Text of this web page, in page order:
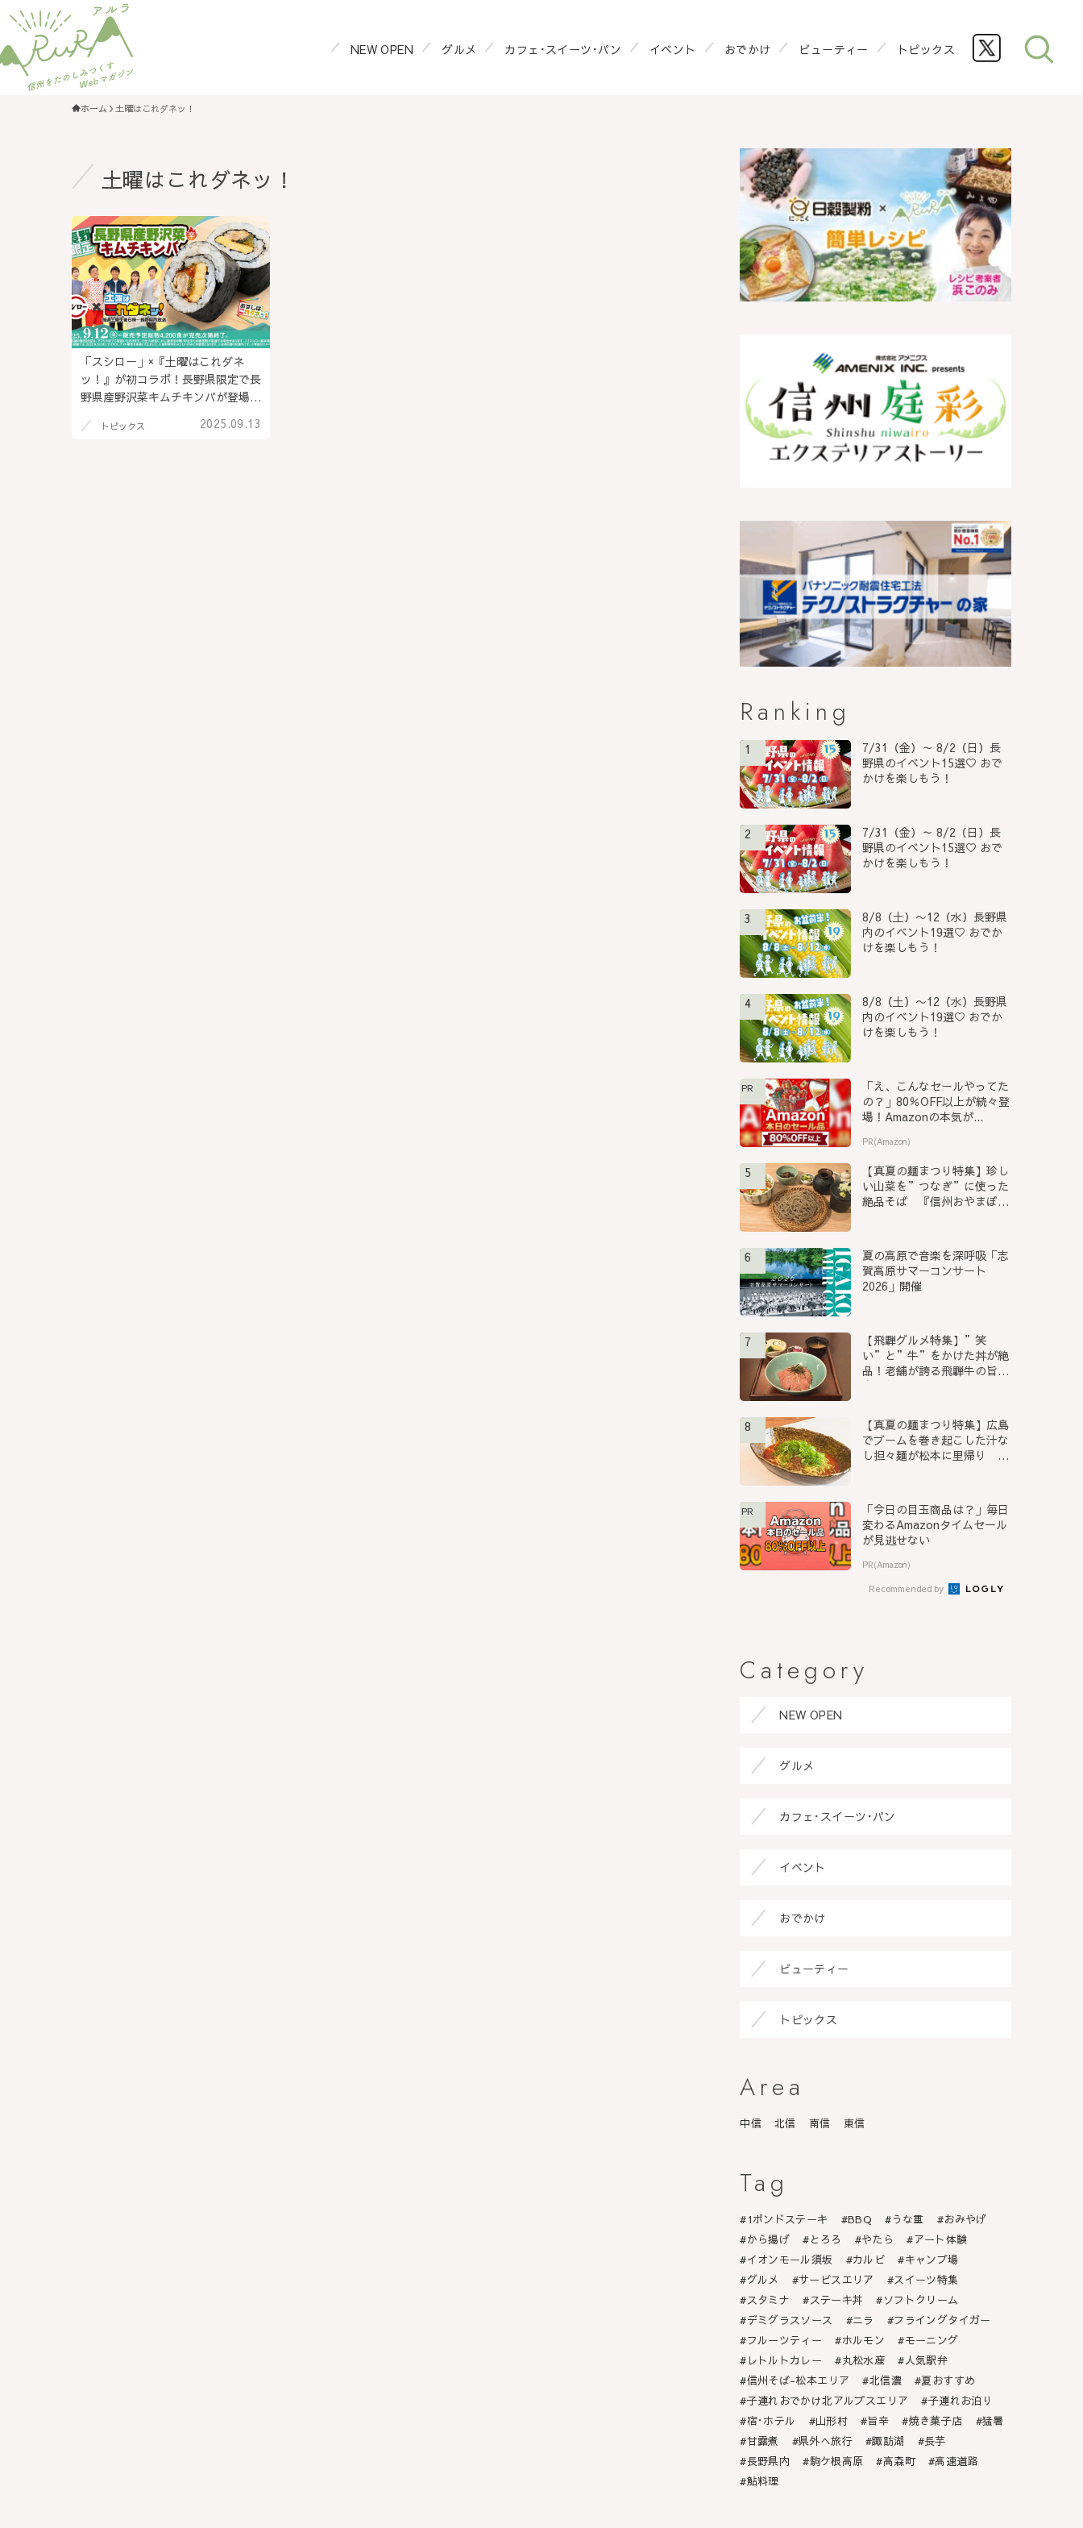
NEW OPEN グルメ カフェ･スイーツ･パン イベント おでかけ ビューティー トピックス
ホーム 土曜はこれダネッ！
土曜はこれダネッ！
「スシロー」×『土曜はこれダネ
ッ！』が初コラボ！長野県限定で長
野県産野沢菜キムチキンパが登場！
2025.09.13
トピックス
Ranking
1
7/31（金）～ 8/2（日）長
野県のイベント15選♡ おで
かけを楽しもう！
2
7/31（金）～ 8/2（日）長
野県のイベント15選♡ おで
かけを楽しもう！
3
8/8（土）〜12（水）長野県
内のイベント19選♡ おでか
けを楽しもう！
4
8/8（土）〜12（水）長野県
内のイベント19選♡ おでか
けを楽しもう！
PR
「え、こんなセールやってた
の？」80％OFF以上が続々登
場！Amazonの本気が...
PR(Amazon)
5
【真夏の麺まつり特集】珍し
い山菜を”つなぎ”に使った
絶品そば 『信州おやまぼく
6
夏の高原で音楽を深呼吸「志
賀高原サマーコンサート
2026」開催
7
【飛騨グルメ特集】”笑
い”と”牛”をかけた丼が絶
品！老舗が誇る飛騨牛の旨み
を堪能...
8
【真夏の麺まつり特集】広島
でブームを巻き起こした汁な
し担々麺が松本に里帰り
PR
「今日の目玉商品は？」毎日
変わるAmazonタイムセール
が見逃せない
PR(Amazon)
Recommended by
Category
NEW OPEN
グルメ
カフェ･スイーツ･パン
イベント
おでかけ
ビューティー
トピックス
Area
中信 北信 南信 東信
Tag
1ポンドステーキ BBQ うな重
おみやげ
から揚げ
とろろ やたら
アート体験
イオンモール須坂
カルビ
キャンプ場
グルメ
サービスエリア
スイーツ特集
スタミナ
ステーキ丼
ソフトクリーム
デミグラスソース
ニラ
フライングタイガー
フルーツティー
ホルモン
モーニング
レトルトカレー
丸松水産
人気駅弁
信州そば-松本エリア
北信濃
夏おすすめ
子連れおでかけ北アルプスエリア
子連れお泊り
宿･ホテル
山形村 旨辛 焼き菓子店
猛暑
甘露煮
県外へ旅行 諏訪湖
長芋
長野県内
駒ケ根高原 高森町
高速道路
鮎料理